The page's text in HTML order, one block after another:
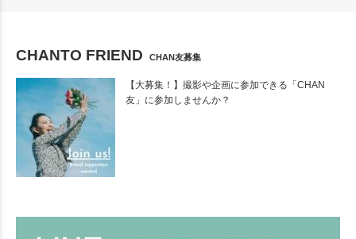
CHANTO FRIEND CHAN友募集
【大募集！】撮影や企画に参加できる「CHAN
友」に参加しませんか？